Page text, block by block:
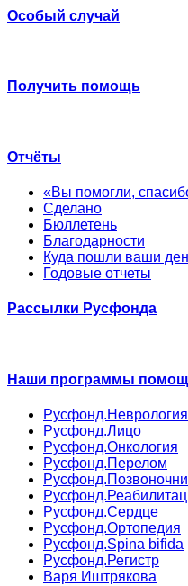
Особый случай
Получить помощь
Отчёты
«Вы помогли,
Сделано
Бюллетень
Благодарности
Куда пошли ваши
Годовые отчеты
Рассылки Русфонда
Наши программы
Русфонд.Неврология
Русфонд.Лицо
Русфонд.Онкология
Русфонд.Перелом
Русфонд.Сердце
Русфонд.Ортопедия
Русфонд.Spina bifida
Русфонд.Регистр
Варя Иштрякова